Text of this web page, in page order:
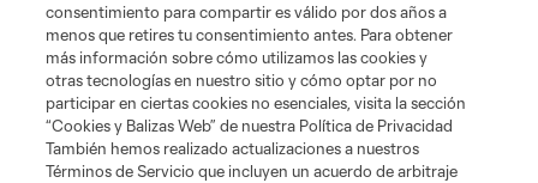
consentimiento para compartir es válido por dos años a
menos que retires tu consentimiento antes. Para obtener
más información sobre cómo utilizamos las cookies y
otras tecnologías en nuestro sitio y cómo optar por no
participar en ciertas cookies no esenciales, visita la sección
“Cookies y Balizas Web” de nuestra Política de Privacidad
También hemos realizado actualizaciones a nuestros
Términos de Servicio que incluyen un acuerdo de arbitraje